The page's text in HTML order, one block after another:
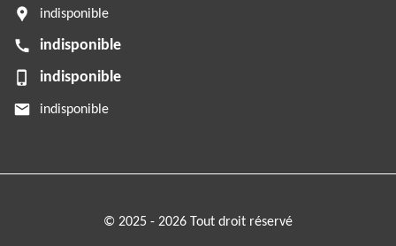
indisponible
indisponible
indisponible
indisponible
© 2025 - 2026 Tout droit réservé